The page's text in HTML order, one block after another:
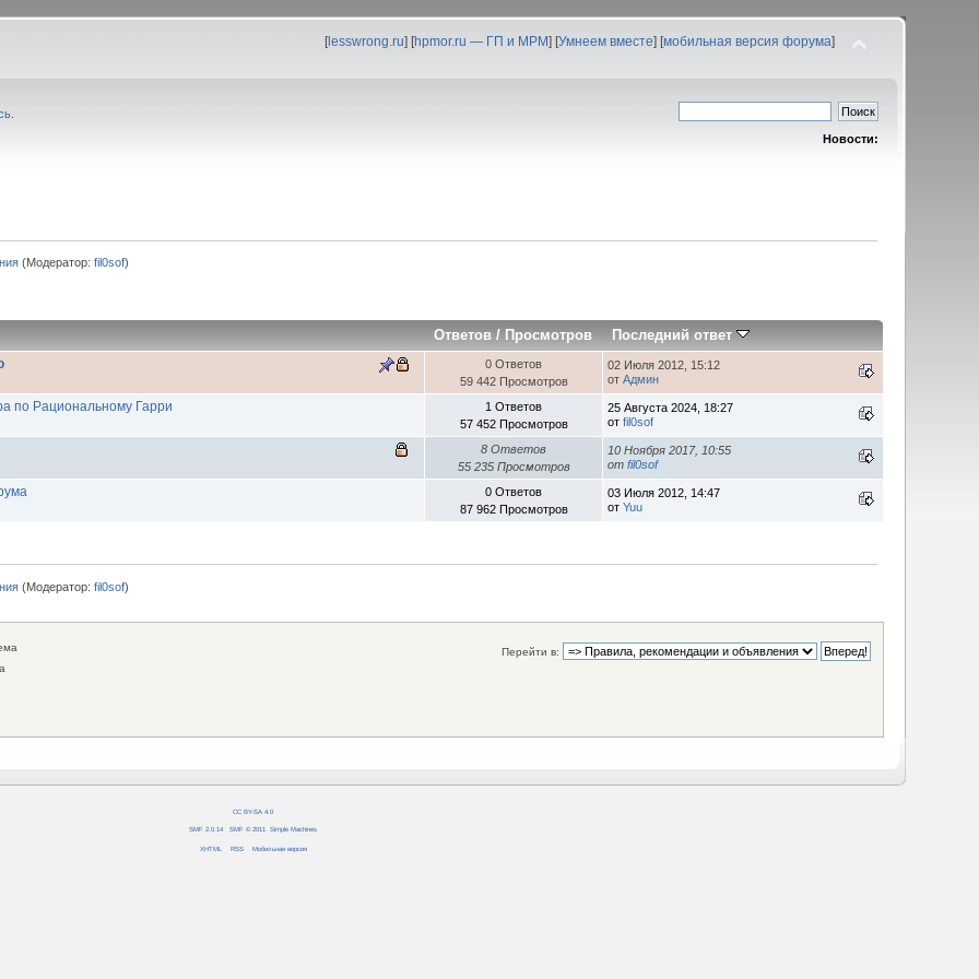
[lesswrong.ru] [hpmor.ru — ГП и МРМ] [Умнеем вместе] [мобильная версия форума]
Новости:
(Модератор:fil0sof)
Ответов /Просмотров Последний ответ
0 Ответов
59 442 Просмотров
02 Июля 2012, 15:12
отАдмин
по Рациональному Гарри
1 Ответов
57 452 Просмотров
25 Августа 2024, 18:27
отfil0sof
8 Ответов
55 235 Просмотров
10 Ноября 2017, 10:55
отfil0sof
0 Ответов
87 962 Просмотров
03 Июля 2012, 14:47
отYuu
(Модератор:fil0sof)
Перейти в:
CC BY-SA 4.0
SMF 2.0.14 SMF © 2011 Simple Machines
XHTML RSS Мобильная версия